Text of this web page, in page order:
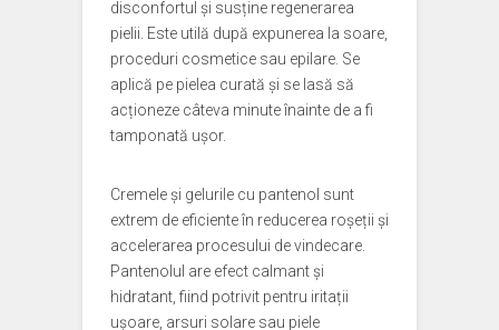
disconfortul și susține regenerarea
pielii. Este utilă după expunerea la soare,
proceduri cosmetice sau epilare. Se
aplică pe pielea curată și se lasă să
acționeze câteva minute înainte de a fi
tamponată ușor.
Cremele și gelurile cu pantenol sunt
extrem de eficiente în reducerea roșeții și
accelerarea procesului de vindecare.
Pantenolul are efect calmant și
hidratant, fiind potrivit pentru iritații
ușoare, arsuri solare sau piele